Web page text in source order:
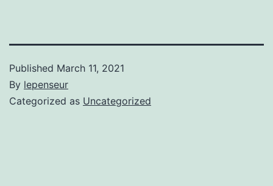
Published March 11, 2021
By lepenseur
Categorized as Uncategorized